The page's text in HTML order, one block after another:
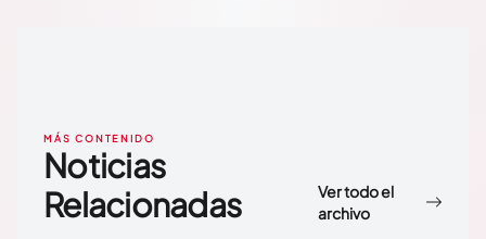
MÁS CONTENIDO
Noticias
Relacionadas
Ver todo el
archivo